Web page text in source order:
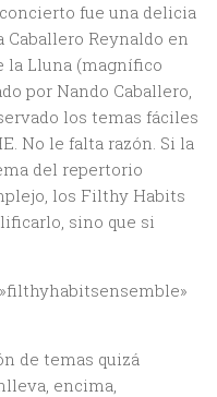
fue una delicia
Caballero Reynaldo en
la Lluna (magnífico
por Nando Caballero,
los temas fáciles
No le falta razón. Si la
del repertorio
los Filthy Habits
sino que si
de temas quizá
encima,